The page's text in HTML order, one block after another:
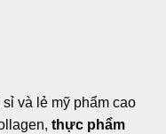
và lẻ mỹ phẩm cao
thực phẩm